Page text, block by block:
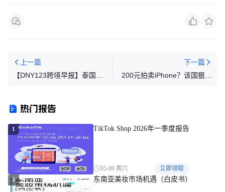
上一篇
【DNY123跨境早报】泰国将
起与政策调整影响；顺丰新加
下一篇
200元拍卖iPhone？该国狠砸
热门报告
1 TikTok Shop 2026年一季度报告
05-09 周六 立即领取
2 东南亚美妆市场机遇（白皮书）